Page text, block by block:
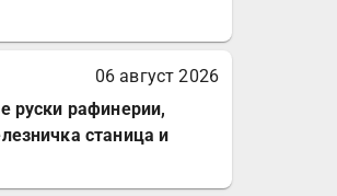
06 август 2026
руски рафинерии,
станица и